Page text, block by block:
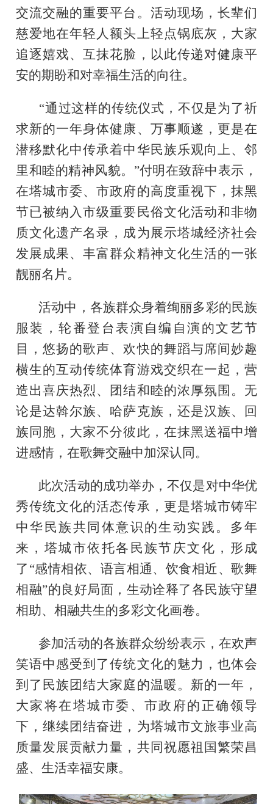
交流交融的重要平台。活动现场，长辈们
慈爱地在年轻人额头上轻点锅底灰，大家
追逐嬉戏、互抹花脸，以此传递对健康平
安的期盼和对幸福生活的向往。
“通过这样的传统仪式，不仅是为了祈
求新的一年身体健康、万事顺遂，更是在
潜移默化中传承着中华民族乐观向上、邻
里和睦的精神风貌。”付明在致辞中表示，
在塔城市委、市政府的高度重视下，抹黑
节已被纳入市级重要民俗文化活动和非物
质文化遗产名录，成为展示塔城经济社会
发展成果、丰富群众精神文化生活的一张
靓丽名片。
活动中，各族群众身着绚丽多彩的民族
服装，轮番登台表演自编自演的文艺节
目，悠扬的歌声、欢快的舞蹈与席间妙趣
横生的互动传统体育游戏交织在一起，营
造出喜庆热烈、团结和睦的浓厚氛围。无
论是达斡尔族、哈萨克族，还是汉族、回
族同胞，大家不分彼此，在抹黑送福中增
进感情，在歌舞交融中加深认同。
此次活动的成功举办，不仅是对中华优
秀传统文化的活态传承，更是塔城市铸牢
中华民族共同体意识的生动实践。多年
来，塔城市依托各民族节庆文化，形成
了“感情相依、语言相通、饮食相近、歌舞
相融”的良好局面，生动诠释了各民族守望
相助、相融共生的多彩文化画卷。
参加活动的各族群众纷纷表示，在欢声
笑语中感受到了传统文化的魅力，也体会
到了民族团结大家庭的温暖。新的一年，
大家将在塔城市委、市政府的正确领导
下，继续团结奋进，为塔城市文旅事业高
质量发展贡献力量，共同祝愿祖国繁荣昌
盛、生活幸福安康。